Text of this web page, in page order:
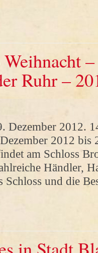
Ruhr –
Dezember 2012.
2012
am Schloss
Händler,
Schloss und die